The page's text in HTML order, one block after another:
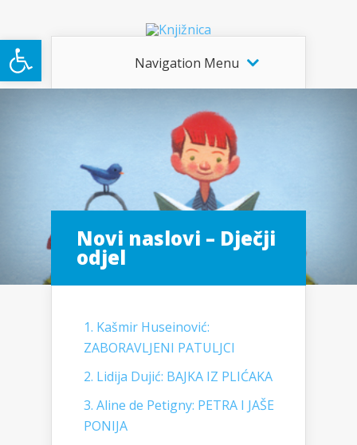
Open toolbar Navigation Menu
Novi naslovi – Dječji
odjel
1. Kašmir Huseinović:
ZABORAVLJENI PATULJCI
2. Lidija Dujić: BAJKA IZ PLIĆAKA
3. Aline de Petigny: PETRA I JAŠE
PONIJA